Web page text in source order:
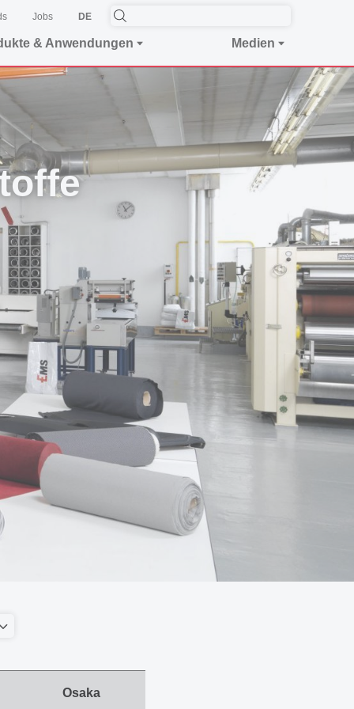
Jobs DE
& Anwendungen Medien
Osaka